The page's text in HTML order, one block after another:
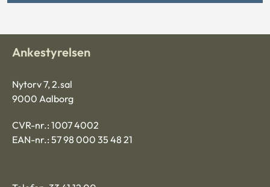
Ankestyrelsen
Nytorv 7, 2.sal
9000 Aalborg
CVR-nr.: 1007 4002
EAN-nr.: 57 98 000 35 48 21